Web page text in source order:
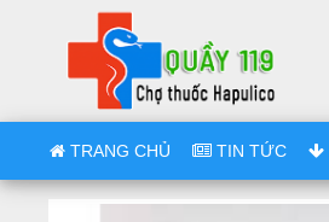
TRANG CHỦ TIN TỨC